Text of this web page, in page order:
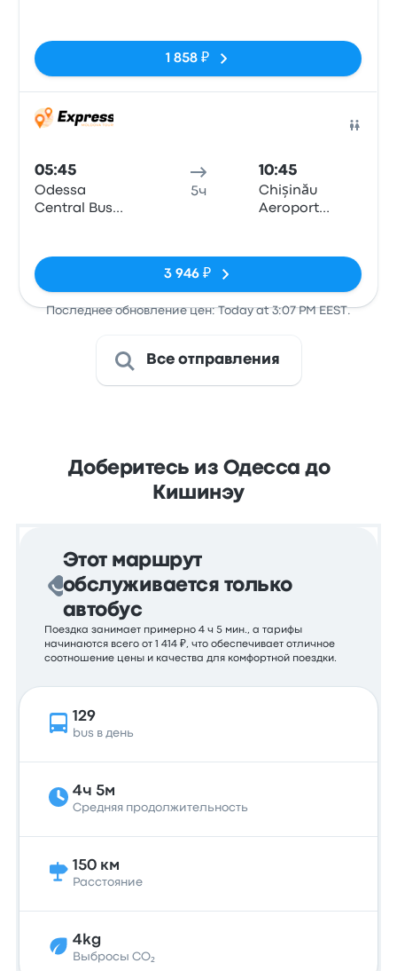
1 858 ₽
05:45
Odessa
Central Bus
5ч
10:45
Chișinău
Aeroport
3 946 ₽
Последнее обновление цен: Today at 3:07 PM EEST.
Все отправления
Доберитесь из Одесса до
Кишинэу
Этот маршрут
обслуживается только
автобус
Поездка занимает примерно 4 ч 5 мин., а тарифы
начинаются всего от 1 414 ₽, что обеспечивает отличное
соотношение цены и качества для комфортной поездки.
129
bus в день
4ч 5м
Средняя продолжительность
150 км
Расстояние
4kg
Выбросы CO₂